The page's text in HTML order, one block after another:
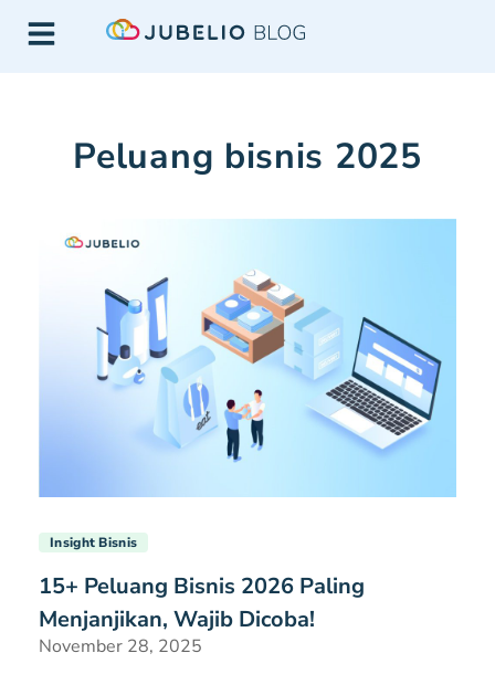
Peluang bisnis 2025
Insight Bisnis
15+ Peluang Bisnis 2026 Paling
Menjanjikan, Wajib Dicoba!
November 28, 2025